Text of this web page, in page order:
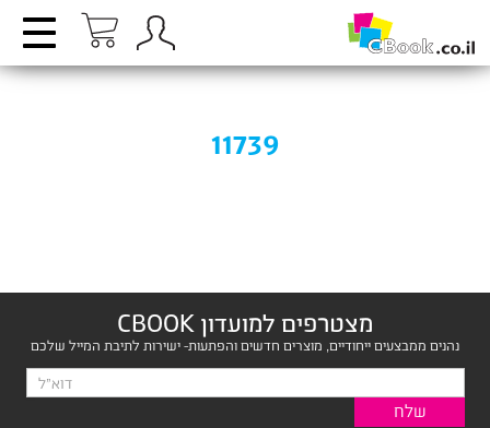
11739
מצטרפים למועדון CBOOK
נהנים ממבצעים ייחודיים, מוצרים חדשים והפתעות- ישירות לתיבת המייל שלכם